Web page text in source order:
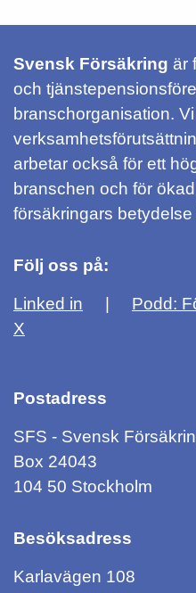
Svensk Försäkring är
och
branschorganisation.
arbetar också för ett
branschen och för
försäkringars betydelse
Följ oss på:
Linked in
Podd:
X
Postadress
SFS - Svensk
Box 24043
104 50 Stockholm
Besöksadress
Karlavägen 108